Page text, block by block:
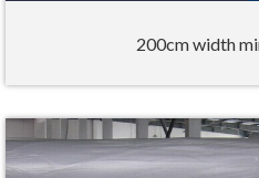
200cm width